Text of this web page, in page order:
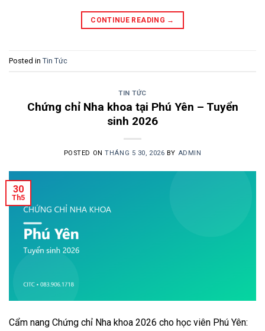
CONTINUE READING →
Posted in Tin Tức
TIN TỨC
Chứng chỉ Nha khoa tại Phú Yên – Tuyển
sinh 2026
POSTED ONTHÁNG 5 30, 2026 BY ADMIN
30
Th5
Cẩm nang Chứng chỉ Nha khoa 2026 cho học viên Phú Yên: